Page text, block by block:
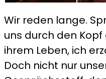
Wir reden lange.
uns durch den
ihrem Leben, ich
Doch nicht nur